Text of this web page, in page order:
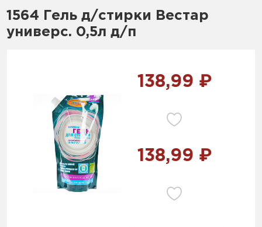
1564 Гель д/стирки Вестар
универс. 0,5л д/п
138,99 ₽
138,99 ₽